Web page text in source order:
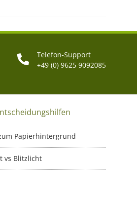
Telefon-Support
+49 (0) 9625 9092085
Papierhintergrund
vs Blitzlicht